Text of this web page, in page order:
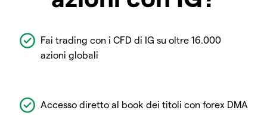
Fai trading con i CFD di IG su oltre 16.000
azioni globali
Accesso diretto al book dei titoli con forex DMA